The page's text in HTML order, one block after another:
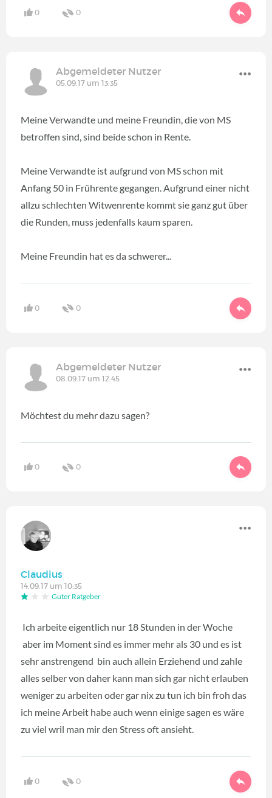
0 0
Abgemeldeter Nutzer
05.09.17 um 13:35
Meine Verwandte und meine Freundin, die von MS
betroffen sind, sind beide schon in Rente.
Meine Verwandte ist aufgrund von MS schon mit
Anfang 50 in Frührente gegangen. Aufgrund einer nicht
allzu schlechten Witwenrente kommt sie ganz gut über
die Runden, muss jedenfalls kaum sparen.
Meine Freundin hat es da schwerer...
0 0
Abgemeldeter Nutzer
08.09.17 um 12:45
Möchtest du mehr dazu sagen?
0 0
Claudius
14.09.17 um 10:35
Guter Ratgeber
Ich arbeite eigentlich nur 18 Stunden in der Woche
aber im Moment sind es immer mehr als 30 und es ist
sehr anstrengend bin auch allein Erziehend und zahle
alles selber von daher kann man sich gar nicht erlauben
weniger zu arbeiten oder gar nix zu tun ich bin froh das
ich meine Arbeit habe auch wenn einige sagen es wäre
zu viel wril man mir den Stress oft ansieht.
0 0